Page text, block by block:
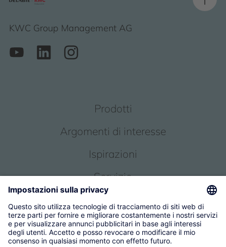
KWC Group Management AG
Prodotti
Argomenti di interesse
Ispirazioni
Servizio
Chi siamo
© 2026 KWC Group Management AG